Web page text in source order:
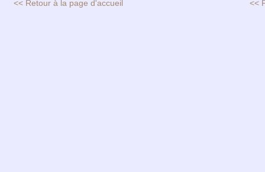
<< Retour à la page d'accueil <<